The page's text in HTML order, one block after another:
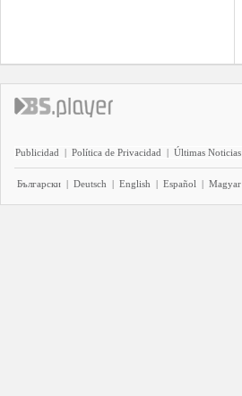
Publicidad | Política de Privacidad | Últimas Noticias
Български | Deutsch | English | Español | Magyar